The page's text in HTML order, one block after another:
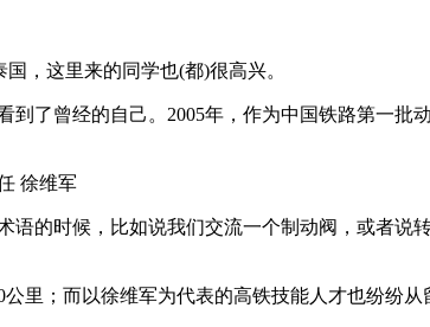
，这里来的同学也(都)很高兴。
曾经的自己。2005年，作为中国铁路第一批
徐维军
时候，比如说我们交流一个制动阀，或者说
；而以徐维军为代表的高铁技能人才也纷纷从